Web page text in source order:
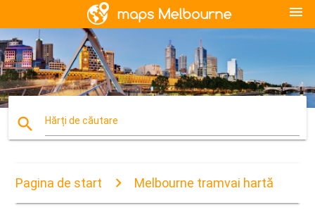
menu
search Hărți de căutare
Pagina de start Melbourne tramvai hartă